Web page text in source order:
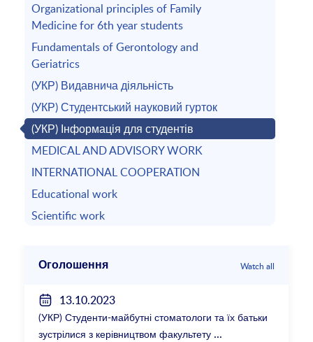
Organizational principles of Family
Medicine for 6th year students
Fundamentals of Gerontology and
Geriatrics
(УКР) Видавнича діяльність
(УКР) Студентський науковий гурток
(УКР) Інформація для студентів
MEDICAL AND ADVISORY WORK
INTERNATIONAL COOPERATION
Educational work
Scientific work
Оголошення Watch all
13.10.2023
(УКР) Студенти-майбутні стоматологи та їх батьки
зустрілися з керівництвом факультету